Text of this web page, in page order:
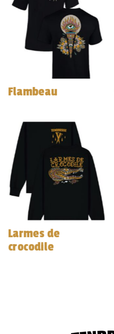
Flambeau
Larmes de
crocodile